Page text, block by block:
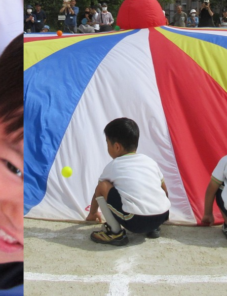
い、
意欲や思いやりのある子どもを育てます